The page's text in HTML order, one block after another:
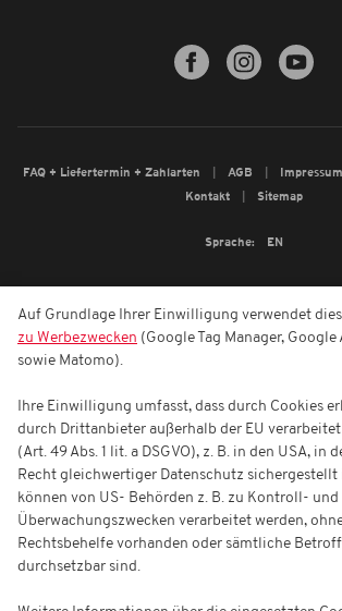
FAQ + Liefertermin + Zahlarten AGB Impressum
Kontakt
Sitemap
Sprache: EN
Auf Grundlage Ihrer Einwilligung verwendet
zu Werbezwecken (Google Tag Manager,
sowie Matomo).
Ihre Einwilligung umfasst, dass durch Cookies
durch Drittanbieter außerhalb der EU
(Art. 49 Abs. 1 lit. a DSGVO), z. B. in den USA, in
Recht gleichwertiger Datenschutz sichergestellt
können von US- Behörden z. B. zu Kontroll- und
Überwachungszwecken verarbeitet werden,
Rechtsbehelfe vorhanden oder sämtliche
durchsetzbar sind.